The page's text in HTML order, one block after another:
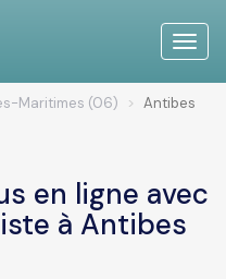
Toggle
Maritimes (06) Antibes
en ligne avec
à Antibes